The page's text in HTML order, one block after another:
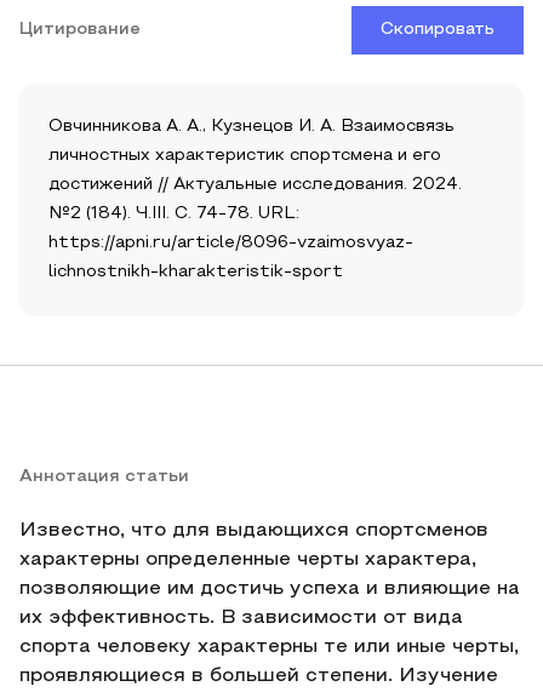
Цитирование Скопировать
Овчинникова А. А., Кузнецов И. А. Взаимосвязь
личностных характеристик спортсмена и его
достижений // Актуальные исследования. 2024.
№2 (184). Ч.III. С. 74-78. URL:
https://apni.ru/article/8096-vzaimosvyaz-
lichnostnikh-kharakteristik-sport
Аннотация статьи
Известно, что для выдающихся спортсменов
характерны определенные черты характера,
позволяющие им достичь успеха и влияющие на
их эффективность. В зависимости от вида
спорта человеку характерны те или иные черты,
проявляющиеся в большей степени. Изучение